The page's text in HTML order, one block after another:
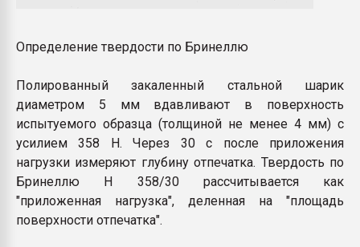
Определение твердости по Бринеллю
Полированный закаленный стальной шарик
диаметром 5 мм вдавливают в поверхность
испытуемого образца (толщиной не менее 4 мм) с
усилием 358 Н. Через 30 с после приложения
нагрузки измеряют глубину отпечатка. Твердость по
Бринеллю Н 358/30 рассчитывается как
"приложенная нагрузка", деленная на "площадь
поверхности отпечатка".